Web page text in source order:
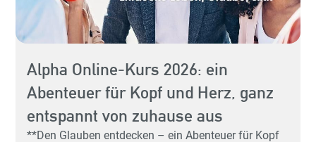
Alpha Online-Kurs 2026: ein
Abenteuer für Kopf und Herz, ganz
entspannt von zuhause aus
**Den Glauben entdecken – ein Abenteuer für Kopf